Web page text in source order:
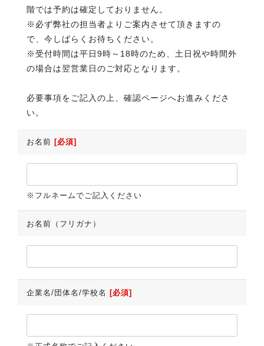
階では予約は確定しておりません。
※必ず弊社の担当者よりご案内させて頂きますの
で、今しばらくお待ちください。
※受付時間は平日9時～18時のため、土日祝や時間外
の場合は翌営業日のご対応となります。
必要事項をご記入の上、確認ページへお進みくださ
い。
お名前 [必須]
※フルネームでご記入ください
お名前（フリガナ）
企業名/団体名/学校名 [必須]